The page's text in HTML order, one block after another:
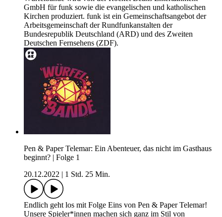
GmbH für funk sowie die evangelischen und katholischen
Kirchen produziert. funk ist ein Gemeinschaftsangebot der
Arbeitsgemeinschaft der Rundfunkanstalten der
Bundesrepublik Deutschland (ARD) und des Zweiten
Deutschen Fernsehens (ZDF).
Pen & Paper Telemar: Ein Abenteuer, das nicht im Gasthaus
beginnt? | Folge 1
20.12.2022
1 Std. 25 Min.
Endlich geht los mit Folge Eins von Pen & Paper Telemar!
Unsere Spieler*innen machen sich ganz im Stil von